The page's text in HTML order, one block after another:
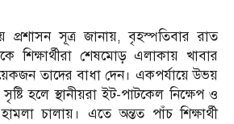
প্রশাসন সূত্র জানায়, বৃহস্পতিবার রাত
শিক্ষার্থীরা শেষমোড় এলাকায় খাবার
তাদের বাধা দেন। একপর্যায়ে উভয়
হলে স্থানীয়রা ইট-পাটকেল নিক্ষেপ ও
চালায়। এতে অন্তত পাঁচ শিক্ষার্থী